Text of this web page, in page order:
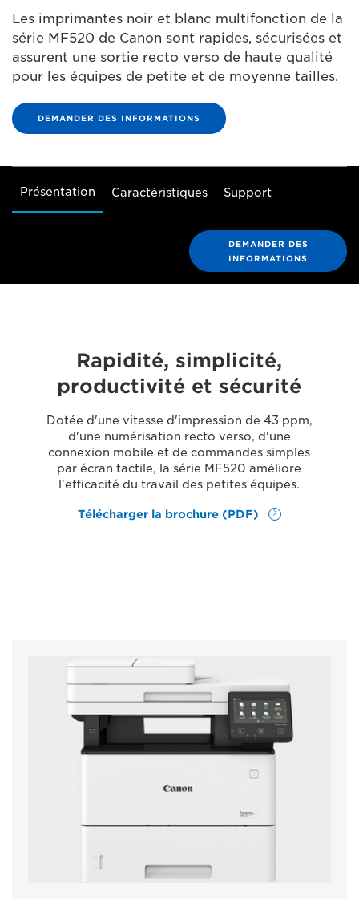
Les imprimantes noir et blanc multifonction de la
série MF520 de Canon sont rapides, sécurisées et
assurent une sortie recto verso de haute qualité
pour les équipes de petite et de moyenne tailles.
DEMANDER DES INFORMATIONS
Présentation Caractéristiques Support
DEMANDER DES
INFORMATIONS
Rapidité, simplicité,
productivité et sécurité
Dotée d'une vitesse d'impression de 43 ppm,
d'une numérisation recto verso, d'une
connexion mobile et de commandes simples
par écran tactile, la série MF520 améliore
l'efficacité du travail des petites équipes.
Télécharger la brochure (PDF)